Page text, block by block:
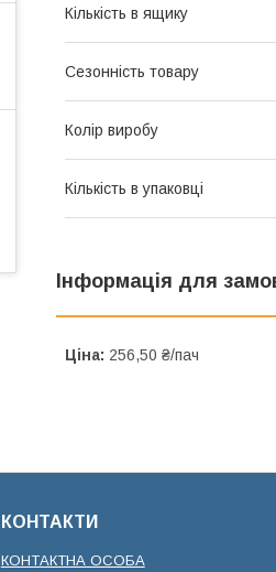
Кількість в ящику
Сезонність товару
Колір виробу
Кількість в упаковці
Інформація для
Ціна: 256,50 ₴/пач
КОНТАКТИ
КОНТАКТНА ОСОБА